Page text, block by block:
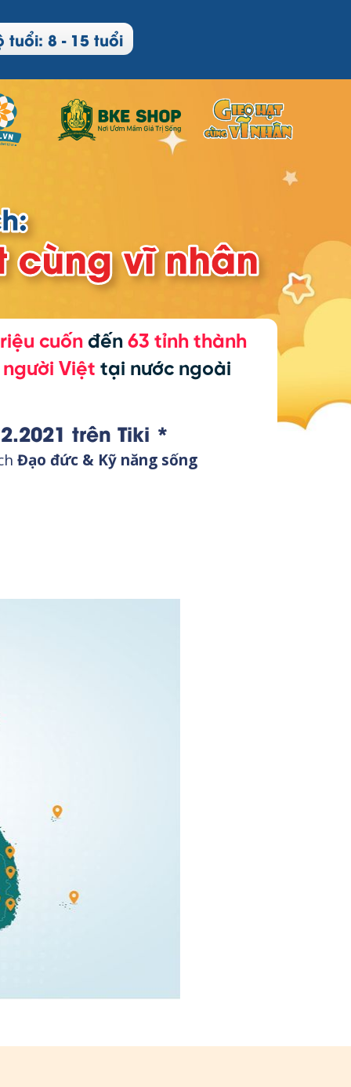
tuổi: 8 - 15 tuổi
cuốnđến 63 tỉnh thành
người Việt tại nước ngoài
trên Tiki *
Đạo đức & Kỹ năng sống